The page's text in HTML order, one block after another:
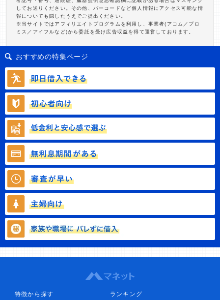
してお送りください。その他、バーコードなど個人情報にアクセス可能な情
報についても隠したうえでご提出ください。
※当サイトではアフィリエイトプログラムを利用し、事業者(アコム／プロ
ミス／アイフルなど)から委託を受け広告収益を得て運営しております。
おすすめの特集ページ
特徴から探す
ランキング